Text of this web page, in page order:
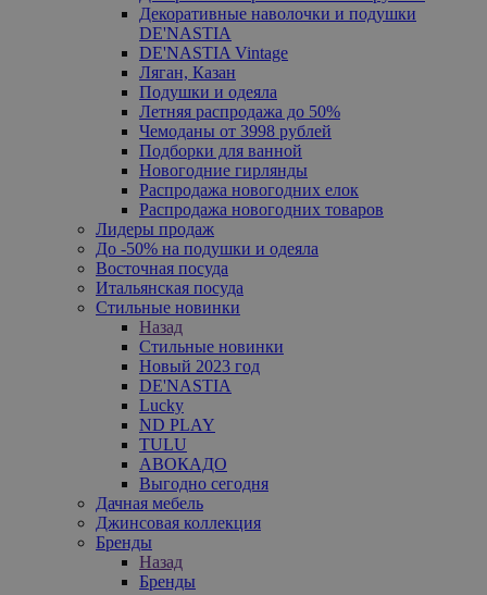
Декоративные наволочки и подушки
DE'NASTIA
DE'NASTIA Vintage
Ляган, Казан
Подушки и одеяла
Летняя распродажа до 50%
Чемоданы от 3998 рублей
Подборки для ванной
Новогодние гирлянды
Распродажа новогодних елок
Распродажа новогодних товаров
Лидеры продаж
До -50% на подушки и одеяла
Восточная посуда
Итальянская посуда
Стильные новинки
Назад
Стильные новинки
Новый 2023 год
DE'NASTIA
Lucky
ND PLAY
TULU
АВОКАДО
Выгодно сегодня
Дачная мебель
Джинсовая коллекция
Бренды
Назад
Бренды